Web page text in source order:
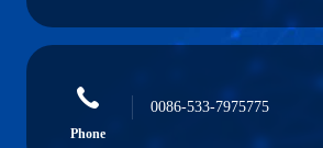
Phone
0086-533-7975775